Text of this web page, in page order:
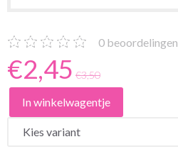
0 beoordelingen
€2,45 €3,50
In winkelwagentje